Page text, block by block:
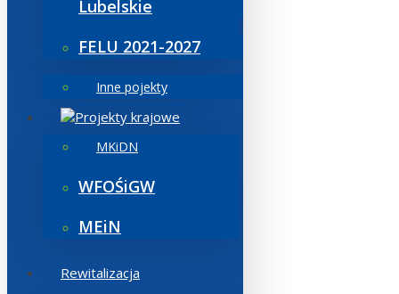
Lubelskie
FELU 2021-2027
Inne pojekty
Projekty krajowe
MKiDN
WFOŚiGW
MEiN
Rewitalizacja